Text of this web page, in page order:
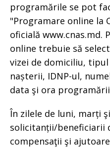
programările se pot
"Programare online la
oficială www.cnas.md.
online trebuie să
vizei de domiciliu,
nașterii, IDNP-ul,
data şi ora
În zilele de luni, marți
solicitanții/beneficiarii
compensaţii şi